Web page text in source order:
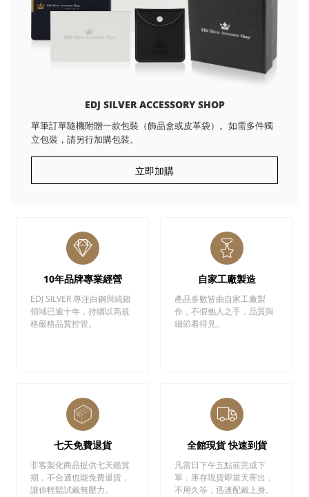
EDJ SILVER ACCESSORY SHOP
單筆訂單隨機附贈一款包裝（飾品盒或皮革袋）。如需多件獨
立包裝，請另行加購包裝。
立即加購
10年品牌專業經營
EDJ SILVER 專注白鋼與純銀
領域已逾十年，持續以高規
格嚴格品質控管。
自家工廠製造
產品多數皆由自家工廠製
作，不假他人之手，品質與
細節看得見。
七天免費退貨
非客製化商品提供七天鑑賞
期，不合適也能免費退貨，
讓你輕鬆試戴無壓力。
全館現貨 快速到貨
凡當日下午五點前完成下
單，庫存現貨即當天寄出，
不用久等，迅速配戴上身。